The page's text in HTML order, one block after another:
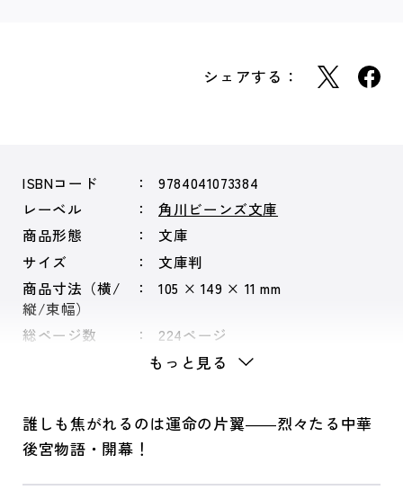
シェアする：
ISBNコード
9784041073384
レーベル
角川ビーンズ文庫
商品形態
文庫
サイズ
文庫判
商品寸法（横/
縦/束幅）
105 × 149 × 11 mm
総ページ数 224ページ
もっと見る
誰しも焦がれるのは運命の片翼――烈々たる中華
後宮物語・開幕！